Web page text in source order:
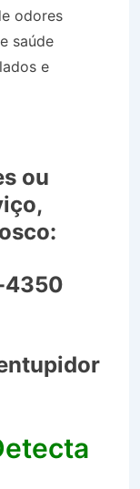
odores
saúde
e
ou
4350